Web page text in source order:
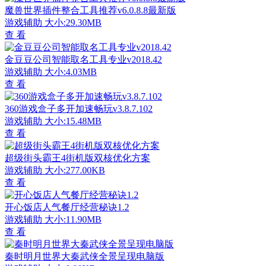
魔兽世界插件整合工具推荐v6.0.8.8最新版
游戏辅助 大小:29.30MB
查 看
金豆豆公司智能取名工具专业v2018.42
游戏辅助 大小:4.03MB
查 看
360游戏盒子多开加速畅玩v3.8.7.102
游戏辅助 大小:15.48MB
查 看
超级街头霸王4街机版双核优化方案
游戏辅助 大小:277.00KB
查 看
开心饭店人气餐厅经营秘诀1.2
游戏辅助 大小:11.90MB
查 看
秦时明月世界大秦武侠全景呈现电脑版